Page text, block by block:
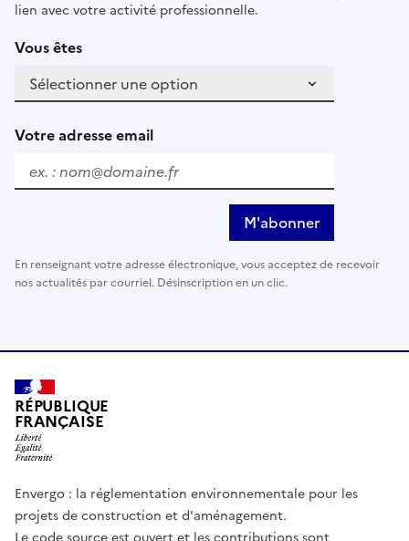
lien avec votre activité professionnelle.
Vous êtes
Votre adresse email
M'abonner
En renseignant votre adresse électronique, vous acceptez de recevoir
nos actualités par courriel. Désinscription en un clic.
RÉPUBLIQUE
FRANÇAISE
Envergo : la réglementation environnementale pour les
projets de construction et d'aménagement.